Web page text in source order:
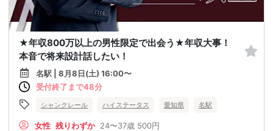
★年収800万以上の男性限定で出会う★年収大事！
本音で将来設計話したい！
名駅 | 8月8日(土) 16:00〜
受付終了まで48分
シャンクレール ハイステータス 愛知県 名駅
女性 残りわずか 24〜37歳 500円